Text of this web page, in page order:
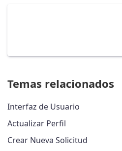
Temas relacionados
Interfaz de Usuario
Actualizar Perfil
Crear Nueva Solicitud